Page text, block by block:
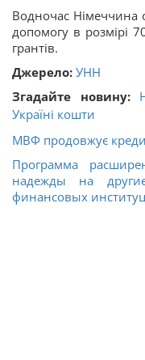
Водночас Німеччина
допомогу в розмірі
грантів.
Джерело: УНН
Згадайте новину:
Україні кошти
МВФ продовжує
Программа
надежды на
финансовых